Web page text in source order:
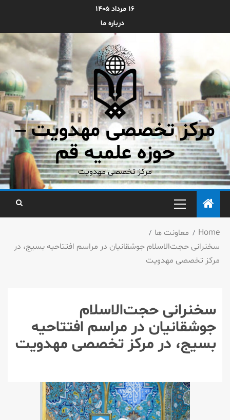
۱۶ مرداد ۱۴۰۵
درباره ما
مرکز تخصصی مهدویت –
حوزه علمیه قم
مرکز تخصصی مهدویت
Home
معاونت ها
سخنرانی حجت‌الاسلام جوشقانیان در مراسم افتتاحیه بسیج، در
مرکز تخصصی مهدویت
سخنرانی حجت‌الاسلام
جوشقانیان در مراسم افتتاحیه
بسیج، در مرکز تخصصی مهدویت